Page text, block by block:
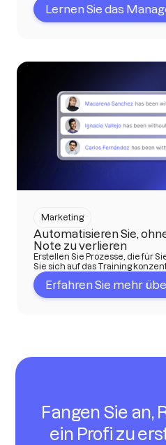
Lernen Sie das
Marketing
Automatisieren Sie,
Note zu verlieren
Erstellen Sie Prozesse, die für
Sie sich auf das Training
Erfahren Sie mehr
Fangen Sie an,
ein Profi zu